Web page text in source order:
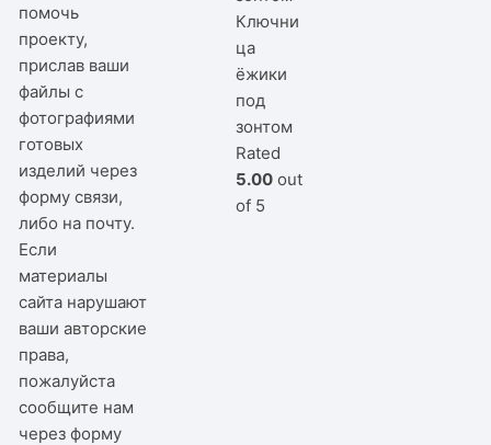
помочь
проекту,
прислав ваши
файлы с
фотографиями
готовых
изделий через
форму связи,
либо на почту.
Если
материалы
сайта нарушают
ваши авторские
права,
пожалуйста
сообщите нам
черезформу
Ключни
ца
ёжики
под
зонтом
Rated
5.00 out
of 5